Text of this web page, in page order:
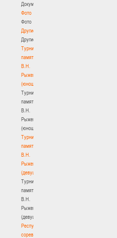
Документы
Фото
Фото
Другие
Другие
Турнир
памяти
В.Н.
Рыженкова
(юноши)
Турнир
памяти
В.Н.
Рыженкова
(юноши)
Турнир
памяти
В.Н.
Рыженкова
(девушки)
Турнир
памяти
В.Н.
Рыженкова
(девушки)
Республиканские
соревнования